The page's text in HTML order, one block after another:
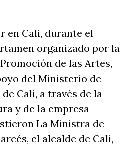
en Cali, durante el
organizado por la
de las Artes,
del Ministerio de
Cali, a través de la
y de la empresa
La Ministra de
el alcalde de Cali,